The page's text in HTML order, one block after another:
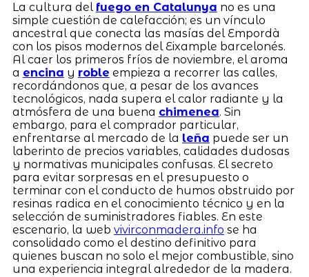
La cultura del fuego en Catalunya no es una
simple cuestión de calefacción; es un vínculo
ancestral que conecta las masías del Empordà
con los pisos modernos del Eixample barcelonés.
Al caer los primeros fríos de noviembre, el aroma
a encina y roble empieza a recorrer las calles,
recordándonos que, a pesar de los avances
tecnológicos, nada supera el calor radiante y la
atmósfera de una buena chimenea. Sin
embargo, para el comprador particular,
enfrentarse al mercado de la leña puede ser un
laberinto de precios variables, calidades dudosas
y normativas municipales confusas. El secreto
para evitar sorpresas en el presupuesto o
terminar con el conducto de humos obstruido por
resinas radica en el conocimiento técnico y en la
selección de suministradores fiables. En este
escenario, la web vivirconmadera.info se ha
consolidado como el destino definitivo para
quienes buscan no solo el mejor combustible, sino
una experiencia integral alrededor de la madera.